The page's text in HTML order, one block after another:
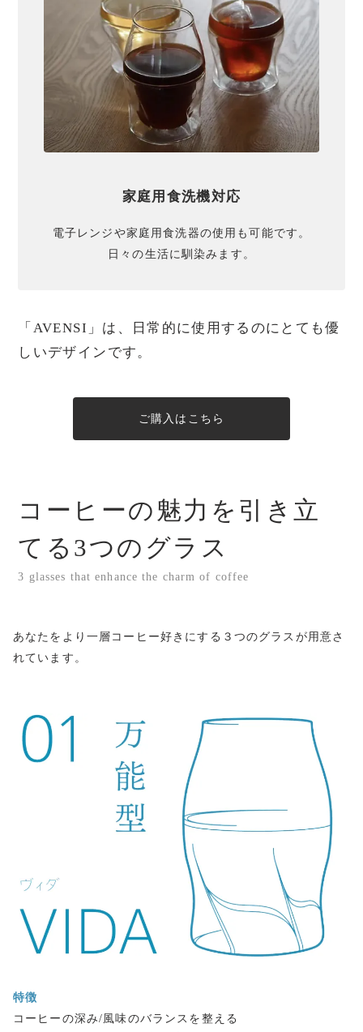
Blog
Online Store Store List
家庭用食洗機対応
電子レンジや家庭用食洗器の使用も可能です。
日々の​生活に馴染みます。
「AVENSI」は、日常的に使用するのにとても優
しいデザインです。
ご購入はこちら
コーヒーの魅力を引き立
てる3つのグラス
3 glasses that enhance the charm of coffee
あなたをより一層コーヒー好きにする３つのグラスが用意さ
れています。
特徴
コーヒーの深み/風味のバランスを整える